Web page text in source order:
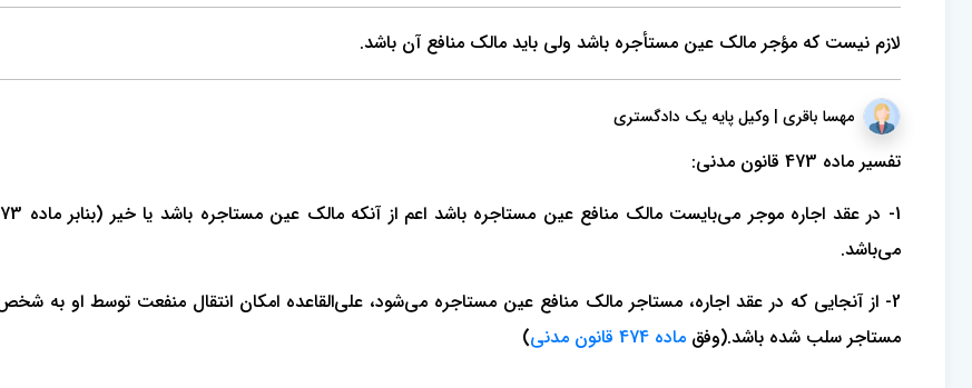
لازم نیست که مؤجر مالک عین مستأجره باشد ولی باید مالک منافع آن باشد.
مهسا باقری | وکیل پایه یک دادگستری
تفسیر ماده 473 قانون مدنی:
می‌باشد.
2- از آنجایی که در عقد اجاره، مستاجر مالک منافع عین مستاجره می‌شود، علی‌القاعده امکان انتقال منفعت توسط او به
مستاجر سلب شده باشد.(وفق ماده 474 قانون مدنی )